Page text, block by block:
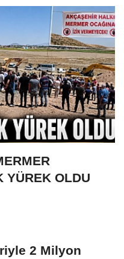
YÜREK OLDU
2 Milyon